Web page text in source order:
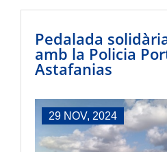
Pedalada
amb la Policia
Astafanias
29 NOV, 2024